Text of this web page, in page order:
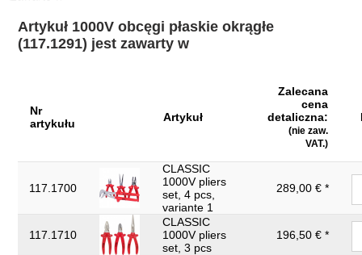
Artykuł 1000V obcęgi płaskie okrągłe
(117.1291) jest zawarty w
Nr
artykułu
Artykuł
Zalecana
cena
detaliczna:
(nie zaw.
VAT.)
117.1700
CLASSIC
1000V pliers
set, 4 pcs,
variante 1
289,00 € *
117.1710
CLASSIC
1000V pliers
set, 3 pcs
196,50 € *